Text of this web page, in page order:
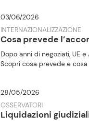
03/06/2026
INTERNAZIONALIZZAZIONE
Cosa prevede
Dopo anni di negoziati, UE
Scopri cosa prevede e
28/05/2026
OSSERVATORI
Liquidazioni